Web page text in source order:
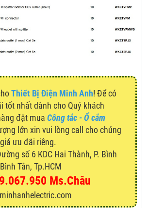
Thiết Bị Điện Minh Anh! Để có
tốt nhất dành cho Quý khách
đặt mua Công tắc - Ổ cắm
lớn xin vui lòng call cho chúng
ưu đãi riêng.
số 6 KDC Hai Thành, P. Bình
Tân, Tp.HCM
Ms.Châu